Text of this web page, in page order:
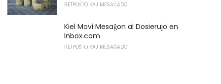
RETPOŜTO KAJ MESAĜADO
Kiel Movi Mesaĝon al Dosierujo en
Inbox.com
RETPOŜTO KAJ MESAĜADO